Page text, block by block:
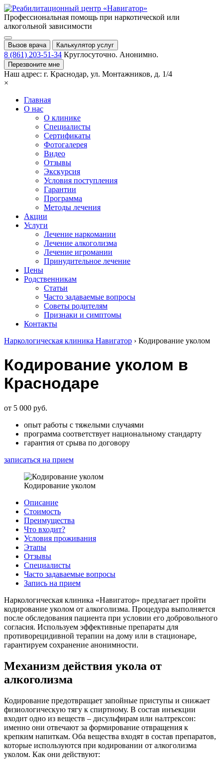
Профессиональная помощь при наркотической или
алкогольной зависимости
Вызов врача Калькулятор услуг
8 (861) 203-51-34 Круглосуточно. Анонимно.
Перезвоните мне
Наш адрес: г. Краснодар, ул. Монтажников, д. 1/4
×
Главная
О нас
О клинике
Специалисты
Сертификаты
Фотогалерея
Видео
Отзывы
Экскурсия
Условия поступления
Гарантии
Программа
Методы лечения
Акции
Услуги
Лечение наркомании
Лечение алкоголизма
Лечение игромании
Принудительное лечение
Цены
Родственникам
Статьи
Часто задаваемые вопросы
Советы родителям
Признаки и симптомы
Контакты
Наркологическая клиника Навигатор › Кодирование уколом
Кодирование уколом в
Краснодаре
от 5 000 руб.
опыт работы с тяжелыми случаями
программа соответствует национальному стандарту
гарантия от срыва по договору
записаться на прием
Кодирование уколом
Описание
Стоимость
Преимущества
Что входит?
Условия проживания
Этапы
Отзывы
Специалисты
Часто задаваемые вопросы
Запись на прием
Наркологическая клиника «Навигатор» предлагает пройти
кодирование уколом от алкоголизма. Процедура выполняется
после обследования пациента при условии его добровольного
согласия. Используем эффективные препараты для
противорецидивной терапии на дому или в стационаре,
гарантируем сохранение анонимности.
Механизм действия укола от
алкоголизма
Кодирование предотвращает запойные приступы и снижает
физиологическую тягу к спиртному. В состав инъекции
входит одно из веществ – дисульфирам или налтрексон:
именно они отвечают за формирование отвращения к
крепким напиткам. Оба вещества входят в состав препаратов,
которые используются при кодировании от алкоголизма
уколом. Как они действуют: